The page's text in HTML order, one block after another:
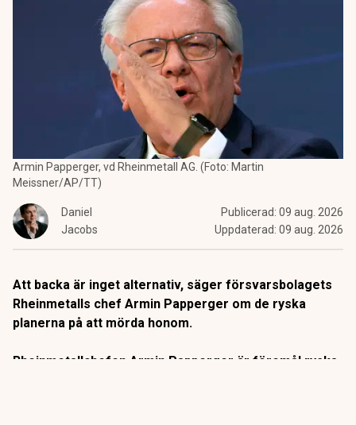
Armin Papperger, vd Rheinmetall AG. (Foto: Martin
Meissner/AP/TT)
Daniel
Jacobs
Publicerad: 09 aug. 2026
Uppdaterad: 09 aug. 2026
Att backa är inget alternativ, säger försvarsbolagets
Rheinmetalls chef Armin Papperger om de ryska
planerna på att mörda honom.
Rheinmetallchefen Armin Papperger är föremål ryska